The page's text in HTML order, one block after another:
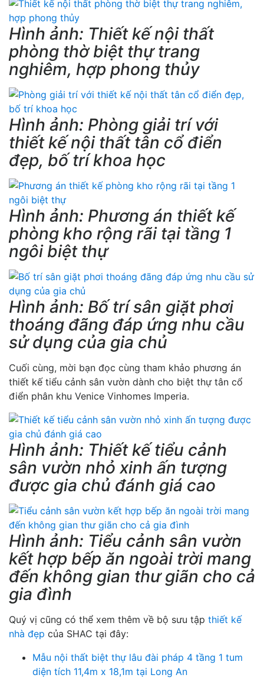
Hình ảnh: Thiết kế nội thất
phòng thờ biệt thự trang
nghiêm, hợp phong thủy
Hình ảnh: Phòng giải trí với
thiết kế nội thất tân cổ điển
đẹp, bố trí khoa học
Hình ảnh: Phương án thiết kế
phòng kho rộng rãi tại tầng 1
ngôi biệt thự
Hình ảnh: Bố trí sân giặt phơi
thoáng đãng đáp ứng nhu cầu
sử dụng của gia chủ
Cuối cùng, mời bạn đọc cùng tham khảo phương án
thiết kế tiểu cảnh sân vườn dành cho biệt thự tân cổ
điển phân khu Venice Vinhomes Imperia.
Hình ảnh: Thiết kế tiểu cảnh
sân vườn nhỏ xinh ấn tượng
được gia chủ đánh giá cao
Hình ảnh: Tiểu cảnh sân vườn
kết hợp bếp ăn ngoài trời mang
đến không gian thư giãn cho cả
gia đình
Quý vị cũng có thể xem thêm về bộ sưu tập thiết kế
nhà đẹp của SHAC tại đây:
Mẫu nội thất biệt thự lâu đài pháp 4 tầng 1 tum
diện tích 11,4m x 18,1m tại Long An